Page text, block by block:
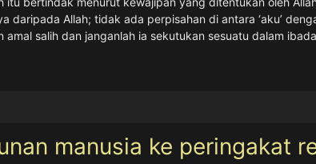
di antara ‘aku’ dengan Allah di dalam tindakan dan
dalam ibadat kepada Tuhannya”. (Surah[…]
manusia ke peringakat